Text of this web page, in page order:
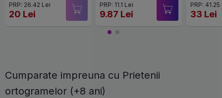
PRP: 26.42 Lei
20 Lei
PRP: 11.1 Lei
9.87 Lei
PRP:
33 Lei
Cumparate impreuna cu Prietenii
ortogramelor (+8 ani)